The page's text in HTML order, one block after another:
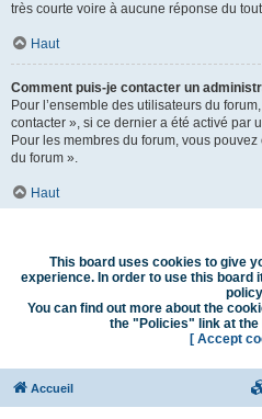
très courte voire à aucune réponse du
Haut
Comment puis-je contacter un
Pour l’ensemble des utilisateurs du
contacter », si ce dernier a été activé par
Pour les membres du forum, vous
du forum ».
Haut
This board uses cookies to give
experience. In order to use this board
You can find out more about the
the "Policies" link at the
[ Accept
Accueil